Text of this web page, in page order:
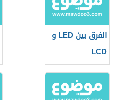
الفرق بين LED و
LCD